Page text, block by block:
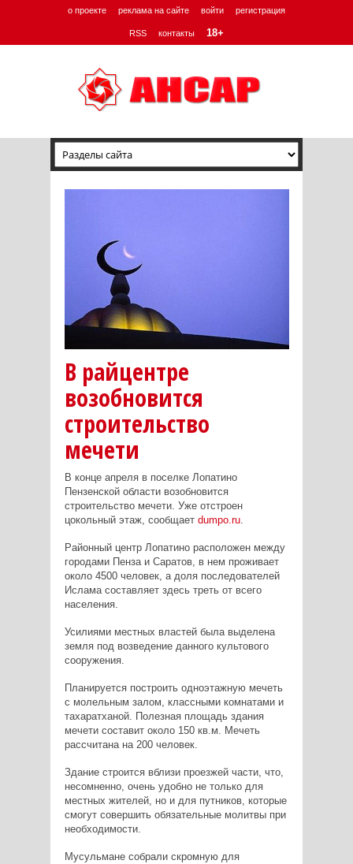
о проекте реклама на сайте войти регистрация
RSS контакты 18+
В райцентре
возобновится
строительство
мечети
В конце апреля в поселке Лопатино
Пензенской области возобновится
строительство мечети. Уже отстроен
цокольный этаж, сообщает dumpo.ru.
Районный центр Лопатино расположен между
городами Пенза и Саратов, в нем проживает
около 4500 человек, а доля последователей
Ислама составляет здесь треть от всего
населения.
Усилиями местных властей была выделена
земля под возведение данного культового
сооружения.
Планируется построить одноэтажную мечеть
с молельным залом, классными комнатами и
тахаратханой. Полезная площадь здания
мечети составит около 150 кв.м. Мечеть
рассчитана на 200 человек.
Здание строится вблизи проезжей части, что,
несомненно, очень удобно не только для
местных жителей, но и для путников, которые
смогут совершить обязательные молитвы при
необходимости.
Мусульмане собрали скромную для